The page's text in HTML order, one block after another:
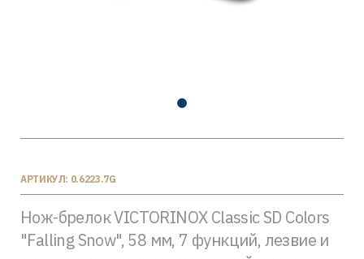
АРТИКУЛ: 0.6223.7G
Нож-брелок VICTORINOX Classic SD Colors
"Falling Snow", 58 мм, 7 функций, лезвие и